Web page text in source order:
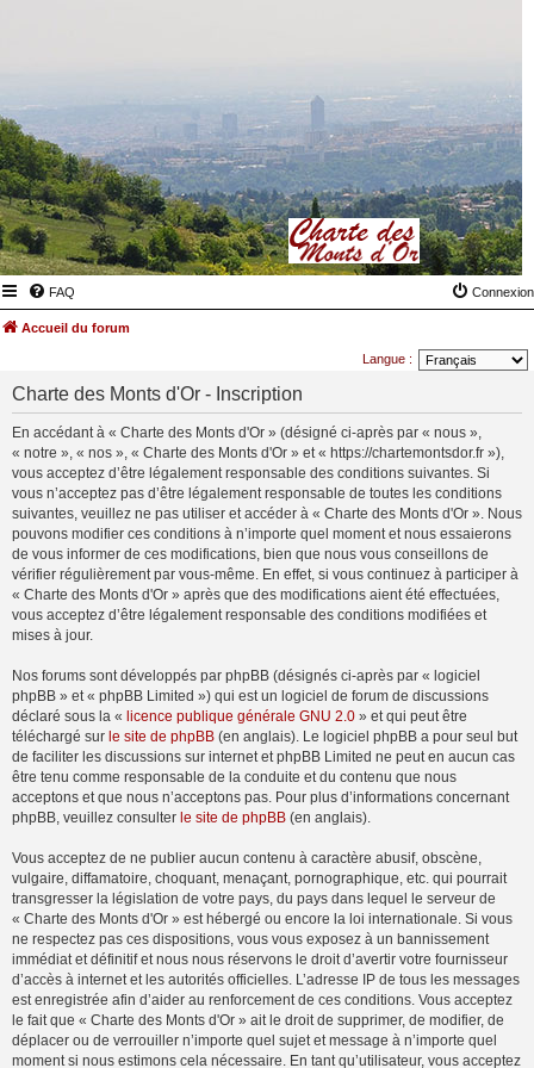
FAQ Connexion
Accueil du forum
Langue :
Charte des Monts d'Or - Inscription
En accédant à « Charte des Monts d'Or » (désigné ci-après par « nous »,
« notre », « nos », « Charte des Monts d'Or » et « https://chartemontsdor.fr »),
vous acceptez d’être légalement responsable des conditions suivantes. Si
vous n’acceptez pas d’être légalement responsable de toutes les conditions
suivantes, veuillez ne pas utiliser et accéder à « Charte des Monts d'Or ». Nous
pouvons modifier ces conditions à n’importe quel moment et nous essaierons
de vous informer de ces modifications, bien que nous vous conseillons de
vérifier régulièrement par vous-même. En effet, si vous continuez à participer à
« Charte des Monts d'Or » après que des modifications aient été effectuées,
vous acceptez d’être légalement responsable des conditions modifiées et
mises à jour.
Nos forums sont développés par phpBB (désignés ci-après par « logiciel
phpBB » et « phpBB Limited ») qui est un logiciel de forum de discussions
déclaré sous la « licence publique générale GNU 2.0 » et qui peut être
téléchargé sur le site de phpBB (en anglais). Le logiciel phpBB a pour seul but
de faciliter les discussions sur internet et phpBB Limited ne peut en aucun cas
être tenu comme responsable de la conduite et du contenu que nous
acceptons et que nous n’acceptons pas. Pour plus d’informations concernant
phpBB, veuillez consulter le site de phpBB (en anglais).
Vous acceptez de ne publier aucun contenu à caractère abusif, obscène,
vulgaire, diffamatoire, choquant, menaçant, pornographique, etc. qui pourrait
transgresser la législation de votre pays, du pays dans lequel le serveur de
« Charte des Monts d'Or » est hébergé ou encore la loi internationale. Si vous
ne respectez pas ces dispositions, vous vous exposez à un bannissement
immédiat et définitif et nous nous réservons le droit d’avertir votre fournisseur
d’accès à internet et les autorités officielles. L’adresse IP de tous les messages
est enregistrée afin d’aider au renforcement de ces conditions. Vous acceptez
le fait que « Charte des Monts d'Or » ait le droit de supprimer, de modifier, de
déplacer ou de verrouiller n’importe quel sujet et message à n’importe quel
moment si nous estimons cela nécessaire. En tant qu’utilisateur, vous acceptez